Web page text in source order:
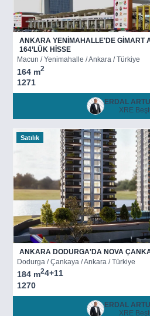
ANKARA YENİMAHALLE'DE GİMART
164’LÜK HİSSE
Macun / Yenimahalle / Ankara / Türkiye
164 m2
1271
ERDAL
XRE
Satılık
ANKARA DODURGA'DA NOVA
Dodurga / Çankaya / Ankara / Türkiye
184 m24+11
1270
ERDAL
XRE